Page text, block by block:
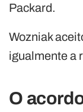
Packard.
Wozniak
igualmente a
O